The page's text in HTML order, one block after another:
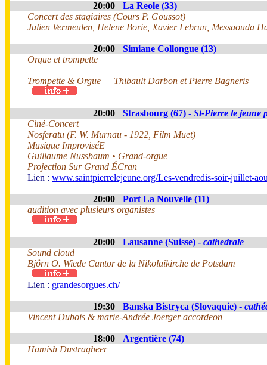
20:00
La Reole (33)
Concert des stagiaires (Cours P. Goussot)
Julien Vermeulen, Helene Borie, Xavier Lebrun, Messaouda
20:00
Simiane Collongue (13)
Orgue et trompette
Trompette & Orgue — Thibault Darbon et Pierre Bagneris
20:00 Strasbourg (67) - St-Pierre le jeune
Ciné-Concert
Nosferatu (F. W. Murnau - 1922, Film Muet)
Musique ImproviséE
Guillaume Nussbaum • Grand-orgue
Projection Sur Grand ÉCran
Lien : www.saintpierrelejeune.org/Les-vendredis-soir-juillet-
20:00
Port La Nouvelle (11)
audition avec plusieurs organistes
20:00 Lausanne (Suisse) - cathedrale
Sound cloud
Björn O. Wiede Cantor de la Nikolaikirche de Potsdam
Lien : grandesorgues.ch/
19:30 Banska Bistryca (Slovaquie) -
Vincent Dubois & marie-Andrée Joerger accordeon
18:00
Argentière (74)
Hamish Dustragheer